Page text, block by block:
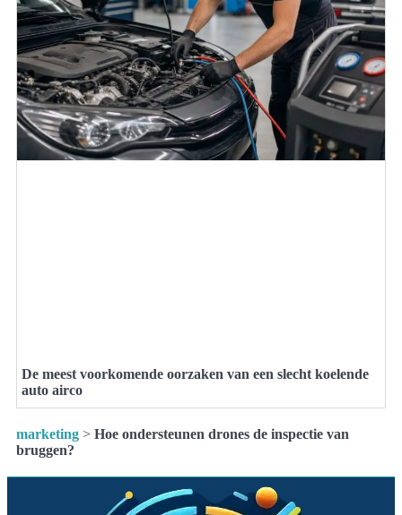
De meest voorkomende oorzaken van een slecht koelende
auto airco
marketing > Hoe ondersteunen drones de inspectie van
bruggen?